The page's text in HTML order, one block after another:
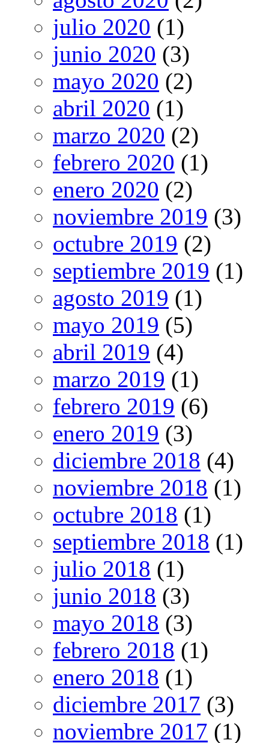
julio 2020 (1)
junio 2020 (3)
mayo 2020 (2)
abril 2020 (1)
marzo 2020 (2)
febrero 2020 (1)
enero 2020 (2)
noviembre 2019 (3)
octubre 2019 (2)
septiembre 2019 (1)
agosto 2019 (1)
mayo 2019 (5)
abril 2019 (4)
marzo 2019 (1)
febrero 2019 (6)
enero 2019 (3)
diciembre 2018 (4)
noviembre 2018 (1)
octubre 2018 (1)
septiembre 2018 (1)
julio 2018 (1)
junio 2018 (3)
mayo 2018 (3)
febrero 2018 (1)
enero 2018 (1)
diciembre 2017 (3)
noviembre 2017 (1)